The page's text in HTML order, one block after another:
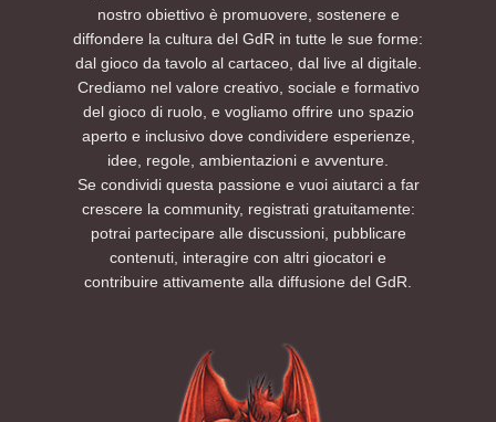
nostro obiettivo è promuovere, sostenere e
diffondere la cultura del GdR in tutte le sue forme:
dal gioco da tavolo al cartaceo, dal live al digitale.
Crediamo nel valore creativo, sociale e formativo
del gioco di ruolo, e vogliamo offrire uno spazio
aperto e inclusivo dove condividere esperienze,
idee, regole, ambientazioni e avventure.
Se condividi questa passione e vuoi aiutarci a far
crescere la community, registrati gratuitamente:
potrai partecipare alle discussioni, pubblicare
contenuti, interagire con altri giocatori e
contribuire attivamente alla diffusione del GdR.